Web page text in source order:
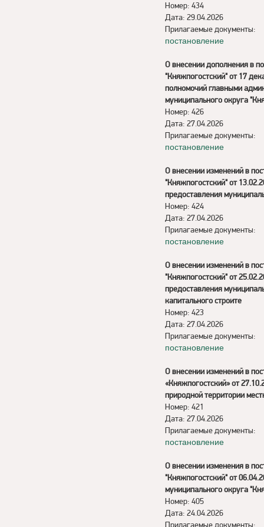
Номер: 434
Дата: 29.04.2026
Прилагаемые документы:
постановление
О внесении дополнения в
"Княжпогостский" от 17
полномочий главными
муниципального округа
Номер: 426
Дата: 27.04.2026
Прилагаемые документы:
постановление
О внесении изменений в
"Княжпогостский" от
предоставления
Номер: 424
Дата: 27.04.2026
Прилагаемые документы:
постановление
О внесении изменений в
"Княжпогостский" от
предоставления
капитального строите
Номер: 423
Дата: 27.04.2026
Прилагаемые документы:
постановление
О внесении изменений в
«Княжпогостский» от
природной территории
Номер: 421
Дата: 27.04.2026
Прилагаемые документы:
постановление
О внесении изменения в
"Княжпогостский" от
муниципального округа
Номер: 405
Дата: 24.04.2026
Прилагаемые документы: